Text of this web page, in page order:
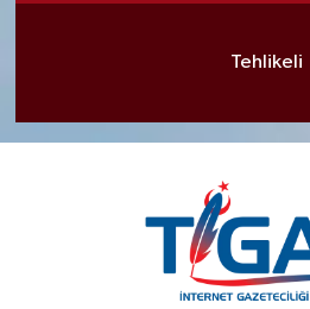
Tehlikeli